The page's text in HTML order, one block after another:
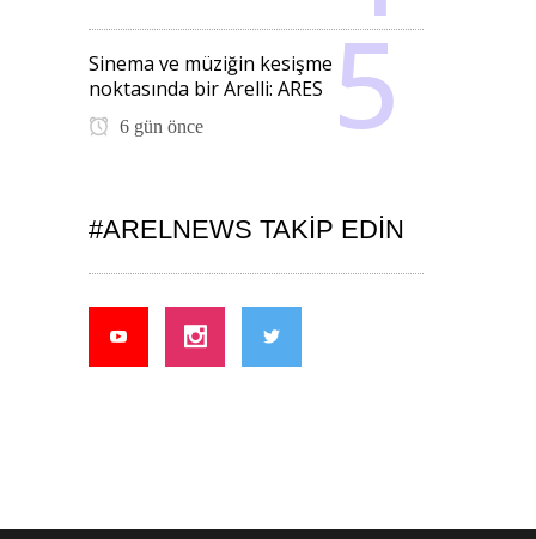
Sinema ve müziğin kesişme
noktasında bir Arelli: ARES
6 gün önce
#ARELNEWS TAKIP EDIN